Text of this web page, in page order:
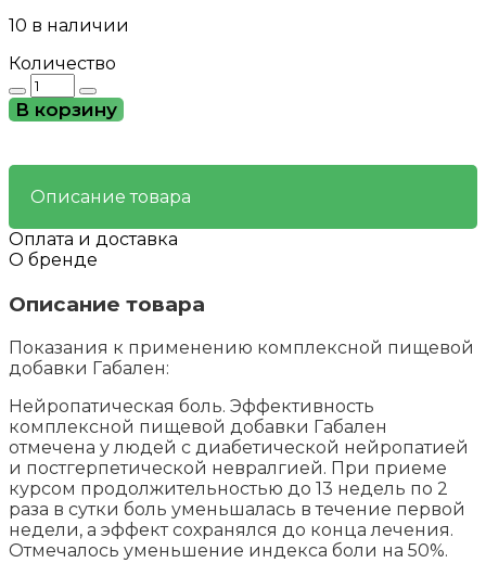
10 в наличии
Количество
Количество
товара
Габален
при
нейропатической
боли,
эпилепсии
В корзину
Описание товара
Оплата и доставка
О бренде
Описание товара
Показания к применению комплексной пищевой
добавки Габален:
Нейропатическая боль. Эффективность
комплексной пищевой добавки Габален
отмечена у людей с диабетической нейропатией
и постгерпетической невралгией. При приеме
курсом продолжительностью до 13 недель по 2
раза в сутки боль уменьшалась в течение первой
недели, а эффект сохранялся до конца лечения.
Отмечалось уменьшение индекса боли на 50%.